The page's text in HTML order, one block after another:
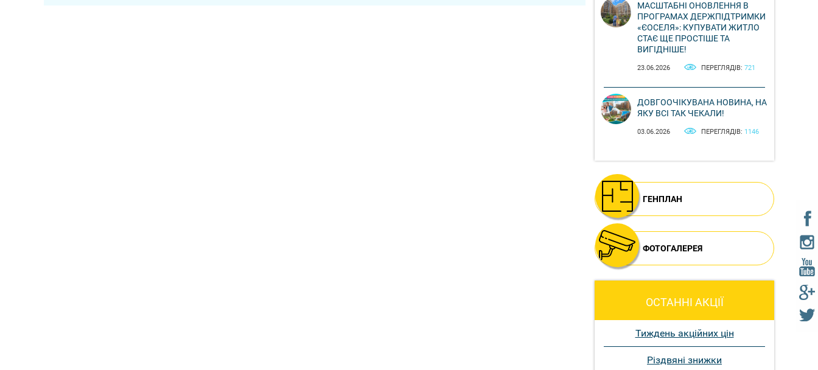
МАСШТАБНІ ОНОВЛЕННЯ В
ПРОГРАМАХ ДЕРЖПІДТРИМКИ
«ЄОСЕЛЯ»: КУПУВАТИ ЖИТЛО
СТАЄ ЩЕ ПРОСТІШЕ ТА
ВИГІДНІШЕ!
23.06.2026 ПЕРЕГЛЯДІВ: 721
ДОВГООЧІКУВАНА НОВИНА, НА
ЯКУ ВСІ ТАК ЧЕКАЛИ!
03.06.2026 ПЕРЕГЛЯДІВ: 1146
ГЕНПЛАН
ФОТОГАЛЕРЕЯ
ОСТАННІ АКЦІЇ
Тиждень акційних цін
Різдвяні знижки